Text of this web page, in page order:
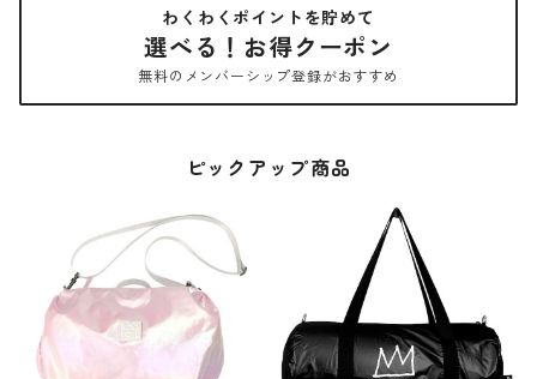
わくわくポイントを貯めて
選べる！お得クーポン
無料のメンバーシップ登録がおすすめ
ピックアップ商品